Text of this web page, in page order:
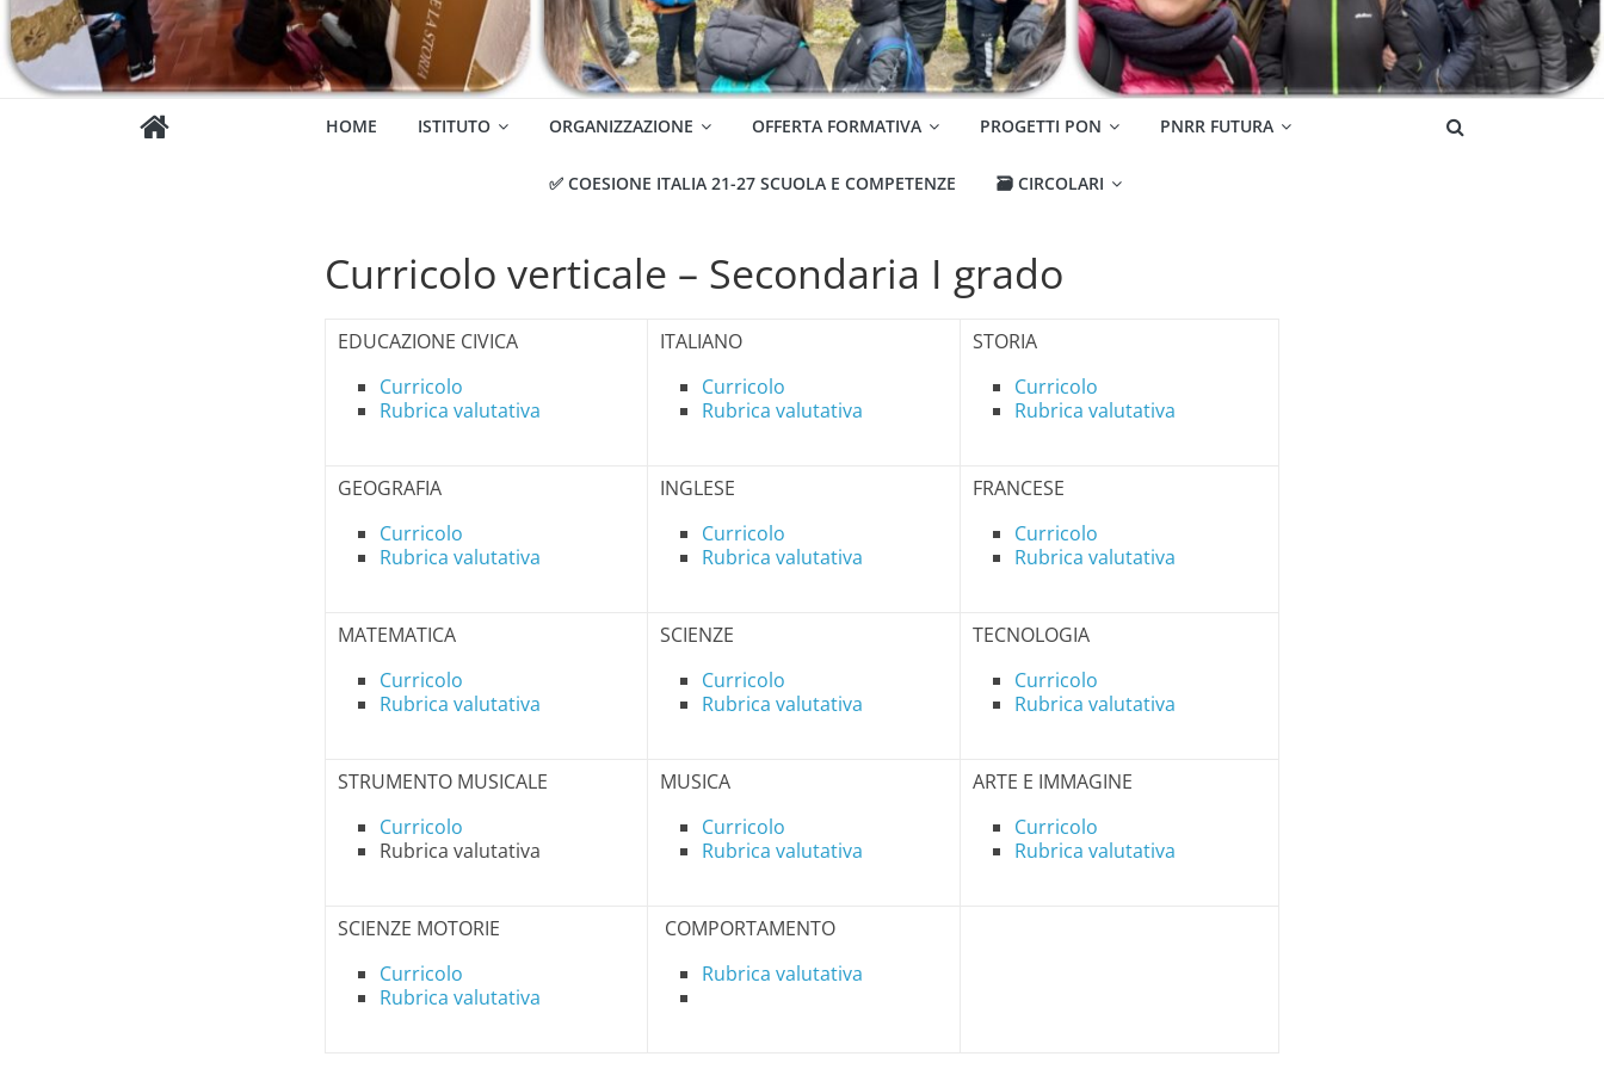
HOME ISTITUTO ORGANIZZAZIONE OFFERTA FORMATIVA PROGETTI PON PNRR FUTURA
✅ COESIONE ITALIA 21-27 SCUOLA E COMPETENZE 🗃️ CIRCOLARI
Curricolo verticale – Secondaria I grado
EDUCAZIONE CIVICA
Curricolo
Rubrica valutativa
ITALIANO
Curricolo
Rubrica valutativa
STORIA
Curricolo
Rubrica valutativa
GEOGRAFIA
Curricolo
Rubrica valutativa
INGLESE
Curricolo
Rubrica valutativa
FRANCESE
Curricolo
Rubrica valutativa
MATEMATICA
Curricolo
Rubrica valutativa
SCIENZE
Curricolo
Rubrica valutativa
TECNOLOGIA
Curricolo
Rubrica valutativa
STRUMENTO MUSICALE
Curricolo
Rubrica valutativa
MUSICA
Curricolo
Rubrica valutativa
ARTE E IMMAGINE
Curricolo
Rubrica valutativa
SCIENZE MOTORIE
Curricolo
Rubrica valutativa
COMPORTAMENTO
Rubrica valutativa